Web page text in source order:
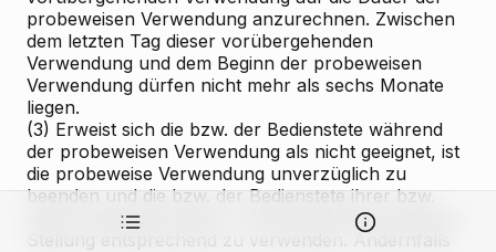
probeweisen Verwendung anzurechnen. Zwischen
dem letzten Tag dieser vorübergehenden
Verwendung und dem Beginn der probeweisen
Verwendung dürfen nicht mehr als sechs Monate
liegen.
(3) Erweist sich die bzw. der Bedienstete während
der probeweisen Verwendung als nicht geeignet, ist
die probeweise Verwendung unverzüglich zu
beenden und die bzw. der Bedienstete ihrer bzw.
seiner bisherigen dienst- und besoldungsrechtlichen
Stellung entsprechend zu verwenden. Andernfalls